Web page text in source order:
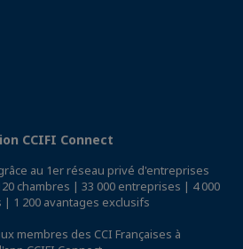
CCIFI Connect
au 1er réseau privé d'entreprises
chambres | 33 000 entreprises | 4 000
1 200 avantages exclusifs
membres des CCI Françaises à